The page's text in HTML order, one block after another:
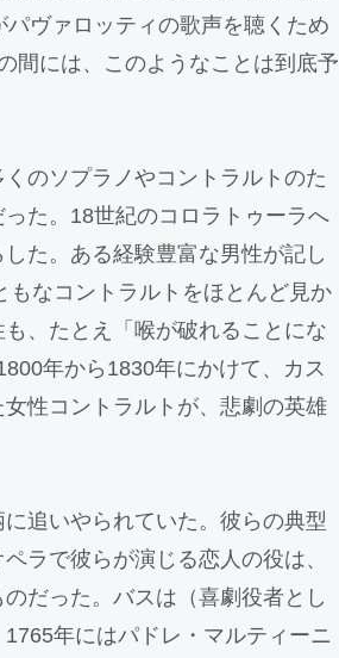
ヴァロッティの歌声を聴くため
間には、このようなことは到底予
のソプラノやコントラルトのた
た。18世紀のコロラトゥーラへ
た。ある経験豊富な男性が記し
なコントラルトをほとんど見か
、たとえ「喉が破れることにな
年から1830年にかけて、カス
性コントラルトが、悲劇の英雄
追いやられていた。彼らの典型
ラで彼らが演じる恋人の役は、
だった。バスは（喜劇役者とし
年にはパドレ・マルティーニ